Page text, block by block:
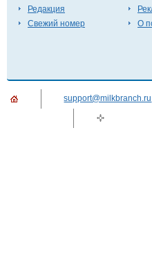
Редакция
Свежий номер
О
support@milkbranch.ru